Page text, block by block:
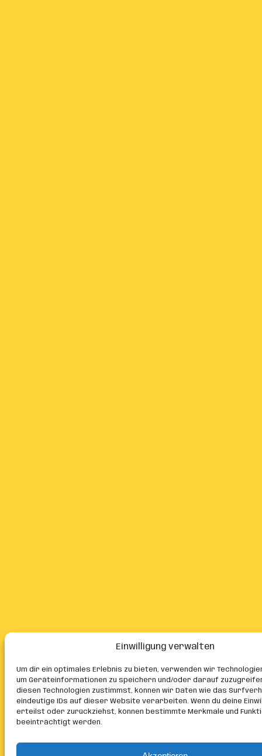
Einwilligung verwalten
Um dir ein optimales Erlebnis zu bieten, verwenden wir
um Geräteinformationen zu speichern und/oder darauf
diesen Technologien zustimmst, können wir Daten wie das
eindeutige IDs auf dieser Website verarbeiten. Wenn du deine
erteilst oder zurückziehst, können bestimmte Merkmale und
beeinträchtigt werden.